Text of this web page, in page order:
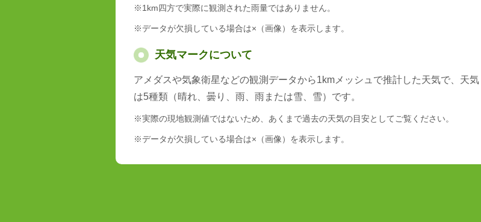
※1km四方で実際に観測された雨量ではありません。
※データが欠損している場合は×（画像）を表示します。
天気マークについて
アメダスや気象衛星などの観測データから1kmメッシュで推計した天気で、天気
は5種類（晴れ、曇り、雨、雨または雪、雪）です。
※実際の現地観測値ではないため、あくまで過去の天気の目安としてご覧ください。
※データが欠損している場合は×（画像）を表示します。